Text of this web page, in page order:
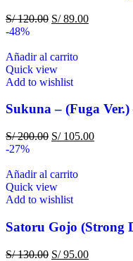
S/120.00 S/89.00
-48%
Añadir al carrito
Quick view
Add to wishlist
Sukuna – (Fuga
S/200.00 S/105.00
-27%
Añadir al carrito
Quick view
Add to wishlist
Satoru Gojo (Strong
S/130.00 S/95.00